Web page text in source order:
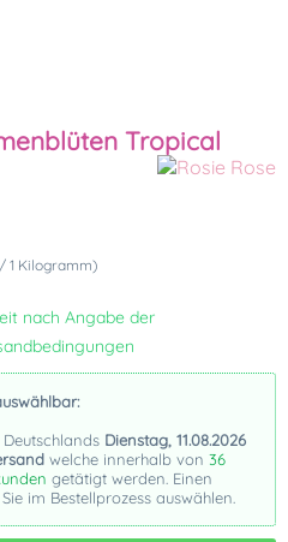
Tropical
1 Kilogramm)
nach Angabe der
Dienstag, 11.08.2026
welche innerhalb von 36
getätigt werden. Einen
im Bestellprozess auswählen.